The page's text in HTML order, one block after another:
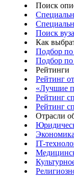
Поиск
Поиск
Как
Подбор
Подбор
Рейтинги
Рейтинг
«Лучшие
Рейтинг
Рейтинг
Отрасли
IT-